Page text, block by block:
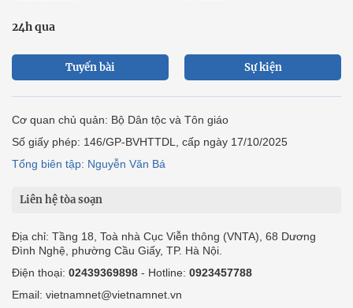
24h qua
Tuyến bài Sự kiện
Cơ quan chủ quản: Bộ Dân tộc và Tôn giáo
Số giấy phép: 146/GP-BVHTTDL, cấp ngày 17/10/2025
Tổng biên tập: Nguyễn Văn Bá
Liên hệ tòa soạn
Địa chỉ: Tầng 18, Toà nhà Cục Viễn thông (VNTA), 68 Dương
Đình Nghệ, phường Cầu Giấy, TP. Hà Nội.
Điện thoại: 02439369898 - Hotline: 0923457788
Email: vietnamnet@vietnamnet.vn